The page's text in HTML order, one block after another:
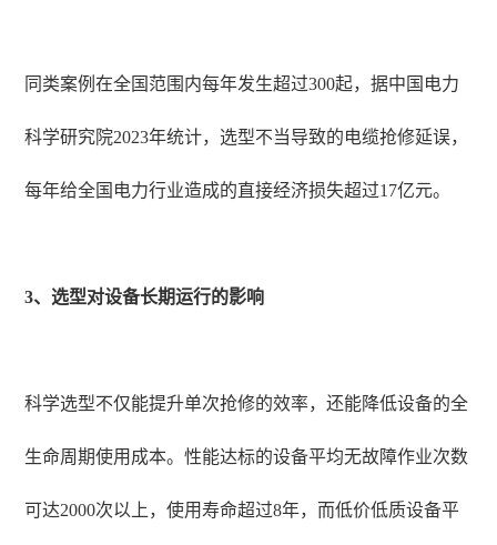
同类案例在全国范围内每年发生超过300起，据中国电力
科学研究院2023年统计，选型不当导致的电缆抢修延误，
每年给全国电力行业造成的直接经济损失超过17亿元。
3、选型对设备长期运行的影响
科学选型不仅能提升单次抢修的效率，还能降低设备的全
生命周期使用成本。性能达标的设备平均无故障作业次数
可达2000次以上，使用寿命超过8年，而低价低质设备平